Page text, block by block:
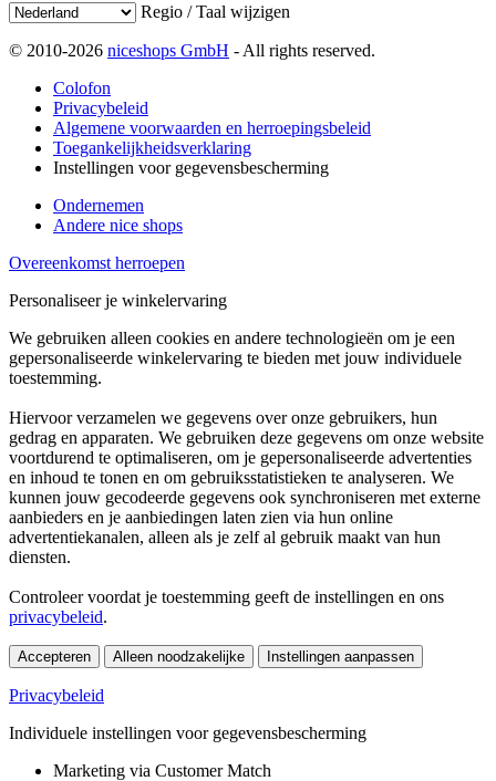
Regio / Taal wijzigen
© 2010-2026 niceshops GmbH - All rights reserved.
Colofon
Privacybeleid
Algemene voorwaarden en herroepingsbeleid
Toegankelijkheidsverklaring
Instellingen voor gegevensbescherming
Ondernemen
Andere nice shops
Overeenkomst herroepen
Personaliseer je winkelervaring
We gebruiken alleen cookies en andere technologieën om je een
gepersonaliseerde winkelervaring te bieden met jouw individuele
toestemming.
Hiervoor verzamelen we gegevens over onze gebruikers, hun
gedrag en apparaten. We gebruiken deze gegevens om onze website
voortdurend te optimaliseren, om je gepersonaliseerde advertenties
en inhoud te tonen en om gebruiksstatistieken te analyseren. We
kunnen jouw gecodeerde gegevens ook synchroniseren met externe
aanbieders en je aanbiedingen laten zien via hun online
advertentiekanalen, alleen als je zelf al gebruik maakt van hun
diensten.
Controleer voordat je toestemming geeft de instellingen en ons
privacybeleid.
Accepteren Alleen noodzakelijke Instellingen aanpassen
Privacybeleid
Individuele instellingen voor gegevensbescherming
Marketing via Customer Match